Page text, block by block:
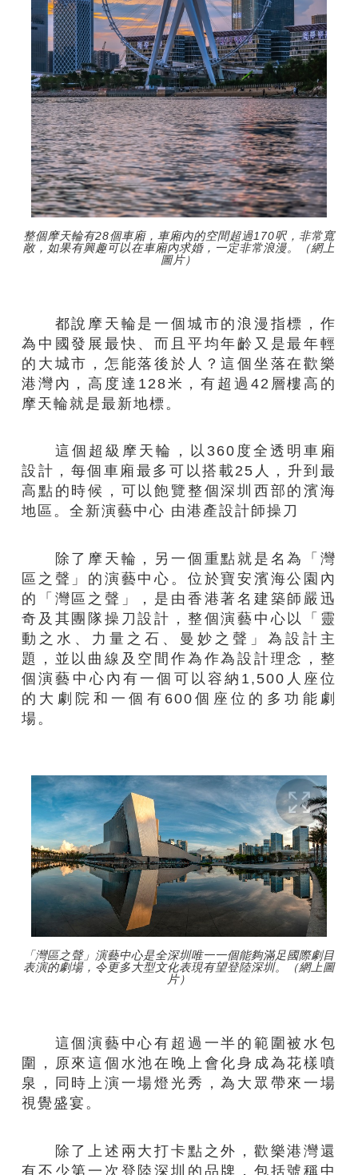
整個摩天輪有28個車廂，車廂內的空間超過170呎，非常寬
敞，如果有興趣可以在車廂內求婚，一定非常浪漫。（網上
圖片）
都說摩天輪是一個城市的浪漫指標，作
為中國發展最快、而且平均年齡又是最年輕
的大城市，怎能落後於人？這個坐落在歡樂
港灣內，高度達128米，有超過42層樓高的
摩天輪就是最新地標。
這個超級摩天輪，以360度全透明車廂
設計，每個車廂最多可以搭載25人，升到最
高點的時候，可以飽覽整個深圳西部的濱海
地區。全新演藝中心 由港產設計師操刀
除了摩天輪，另一個重點就是名為「灣
區之聲」的演藝中心。位於寶安濱海公園內
的「灣區之聲」，是由香港著名建築師嚴迅
奇及其團隊操刀設計，整個演藝中心以「靈
動之水、力量之石、曼妙之聲」為設計主
題，並以曲線及空間作為作為設計理念，整
個演藝中心內有一個可以容納1,500人座位
的大劇院和一個有600個座位的多功能劇
場。
「灣區之聲」演藝中心是全深圳唯一一個能夠滿足國際劇目
表演的劇場，令更多大型文化表現有望登陸深圳。（網上圖
片）
這個演藝中心有超過一半的範圍被水包
圍，原來這個水池在晚上會化身成為花樣噴
泉，同時上演一場燈光秀，為大眾帶來一場
視覺盛宴。
除了上述兩大打卡點之外，歡樂港灣還
有不少第一次登陸深圳的品牌，包括號稱中